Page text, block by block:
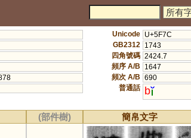
Unicode U+5F7C
GB2312
1743
四角號碼 2424.7
頻序 A/B
1647
頻次 A/B 690
普通話 b
(部件樹) 簡帛文字